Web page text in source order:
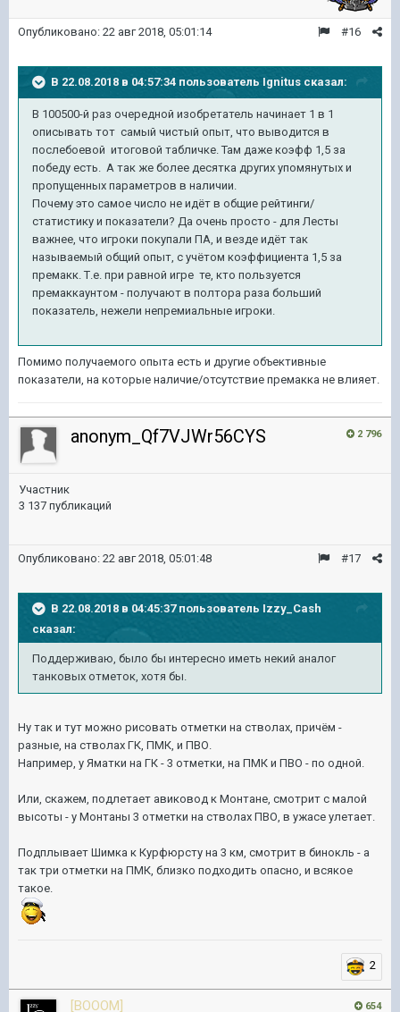
#16
Опубликовано: 22 авг 2018, 05:01:14
В 22.08.2018 в 04:57:34 пользователь Ignitus сказал:
В 100500-й раз очередной изобретатель начинает 1 в 1
описывать тот самый чистый опыт, что выводится в
послебоевой итоговой табличке. Там даже коэфф 1,5 за
победу есть. А так же более десятка других упомянутых и
пропущенных параметров в наличии.
Почему это самое число не идёт в общие рейтинги/
статистику и показатели? Да очень просто - для Лесты
важнее, что игроки покупали ПА, и везде идёт так
называемый общий опыт, с учётом коэффициента 1,5 за
премакк. Т.е. при равной игре те, кто пользуется
премаккаунтом - получают в полтора раза больший
показатель, нежели непремиальные игроки.
Помимо получаемого опыта есть и другие объективные
показатели, на которые наличие/отсутствие премакка не влияет.
2 796
anonym_Qf7VJWr56CYS
Участник
3 137 публикаций
#17
Опубликовано: 22 авг 2018, 05:01:48
В 22.08.2018 в 04:45:37 пользователь Izzy_Cash
сказал:
Поддерживаю, было бы интересно иметь некий аналог
танковых отметок, хотя бы.
Ну так и тут можно рисовать отметки на стволах, причём -
разные, на стволах ГК, ПМК, и ПВО.
Например, у Яматки на ГК - 3 отметки, на ПМК и ПВО - по одной.
Или, скажем, подлетает авиковод к Монтане, смотрит с малой
высоты - у Монтаны 3 отметки на стволах ПВО, в ужасе улетает.
Подплывает Шимка к Курфюрсту на 3 км, смотрит в бинокль - а
так три отметки на ПМК, близко подходить опасно, и всякое
такое.
2
654
[BOOOM]